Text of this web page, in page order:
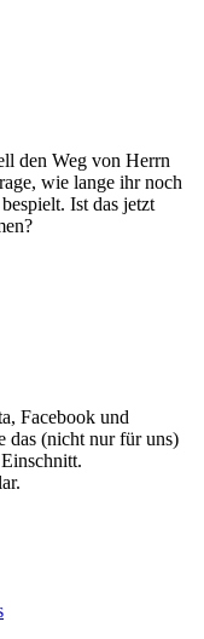
den Weg von Herrn
wie lange ihr noch
Ist das jetzt
Facebook und
das (nicht nur für uns)